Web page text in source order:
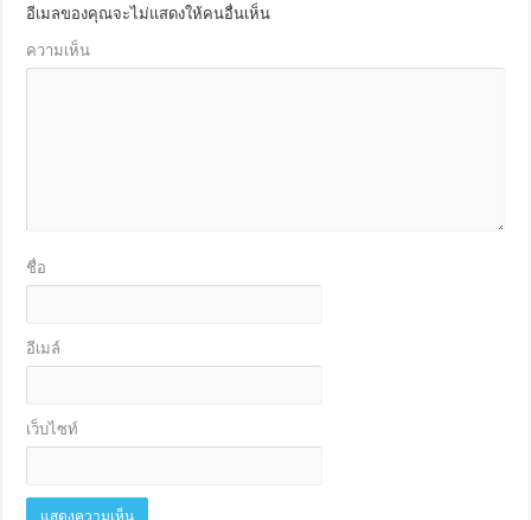
อีเมลของคุณจะไม่แสดงให้คนอื่นเห็น
ความเห็น
ชื่อ
อีเมล์
เว็บไซท์